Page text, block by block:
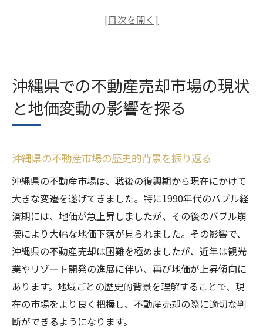
近年の地価変動が市場に与えた影響とは
響
現在の市場トレンドと将来の予測
不動産売却のタイミングを見極めるポイン
不動産売却を成功させるために知っておくべき
沖縄県の地価動向
沖縄県で注目すべき地価上昇エリア
地価動向が不動産価値に与える影響
最近の地価レポートから読み取る市場の兆
候
不動産投資家の視点から見た沖縄県の地価
情報
地価動向に基づく不動産売却の戦略
沖縄県での不動産売却市場の現状
と地価変動の影響を探る
沖縄県の不動産市場の歴史的背景を振り返る
沖縄県の不動産市場は、戦後の復興期から現在にかけて
大きな変遷を遂げてきました。特に1990年代のバブル経
済期には、地価が急上昇しましたが、その後のバブル崩
壊により大幅な地価下落が見られました。その影響で、
沖縄県の不動産売却は困難を極めましたが、近年は観光
業やリゾート開発の進展に伴い、再び地価が上昇傾向に
あります。地域ごとの歴史的背景を理解することで、現
在の市場をより良く把握し、不動産売却の際に適切な判
断ができるようになります。